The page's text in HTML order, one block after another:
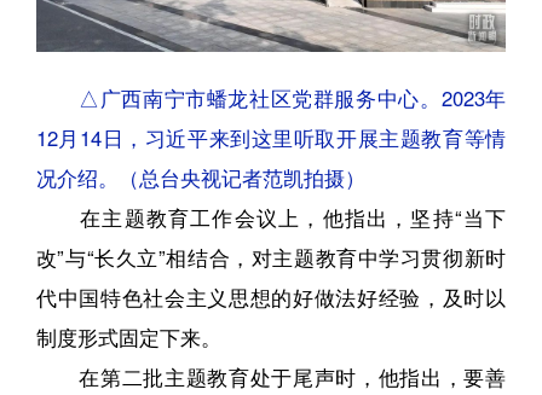
△广西南宁市蟠龙社区党群服务中心。2023年
12月14日，习近平来到这里听取开展主题教育等情
况介绍。（总台央视记者范凯拍摄）
在主题教育工作会议上，他指出，坚持“当下
改”与“长久立”相结合，对主题教育中学习贯彻新时
代中国特色社会主义思想的好做法好经验，及时以
制度形式固定下来。
在第二批主题教育处于尾声时，他指出，要善